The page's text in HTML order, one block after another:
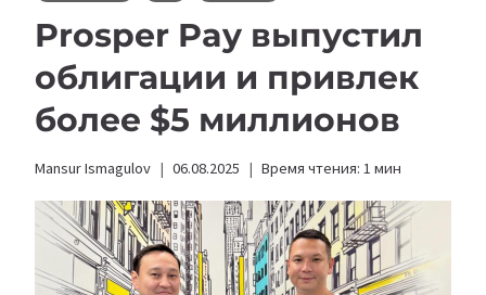
Prosper Pay выпустил
облигации и привлек
более $5 миллионов
Mansur Ismagulov 06.08.2025 Время чтения: 1 мин